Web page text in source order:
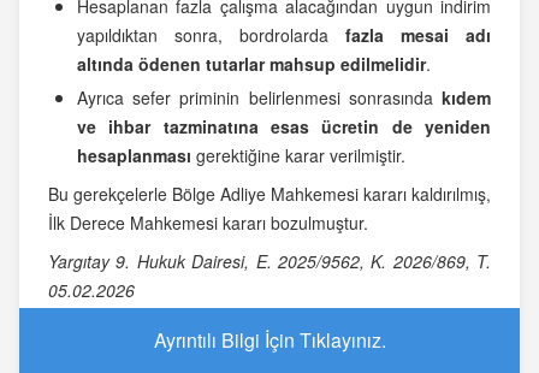
Hesaplanan fazla çalışma alacağından uygun indirim
yapıldıktan sonra, bordrolarda fazla mesai adı
altında ödenen tutarlar mahsup edilmelidir.
Ayrıca sefer priminin belirlenmesi sonrasında kıdem
ve ihbar tazminatına esas ücretin de yeniden
hesaplanması gerektiğine karar verilmiştir.
Bu gerekçelerle Bölge Adliye Mahkemesi kararı kaldırılmış,
İlk Derece Mahkemesi kararı bozulmuştur.
Yargıtay 9. Hukuk Dairesi, E. 2025/9562, K. 2026/869, T.
05.02.2026
Ayrıntılı Bilgi İçin Tıklayınız.